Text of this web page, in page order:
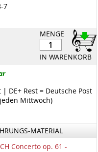
7
MENGE
IN WARENKORB
| DE+ Rest = Deutsche Post
Mittwoch)
MATERIAL
Concerto op. 61 -